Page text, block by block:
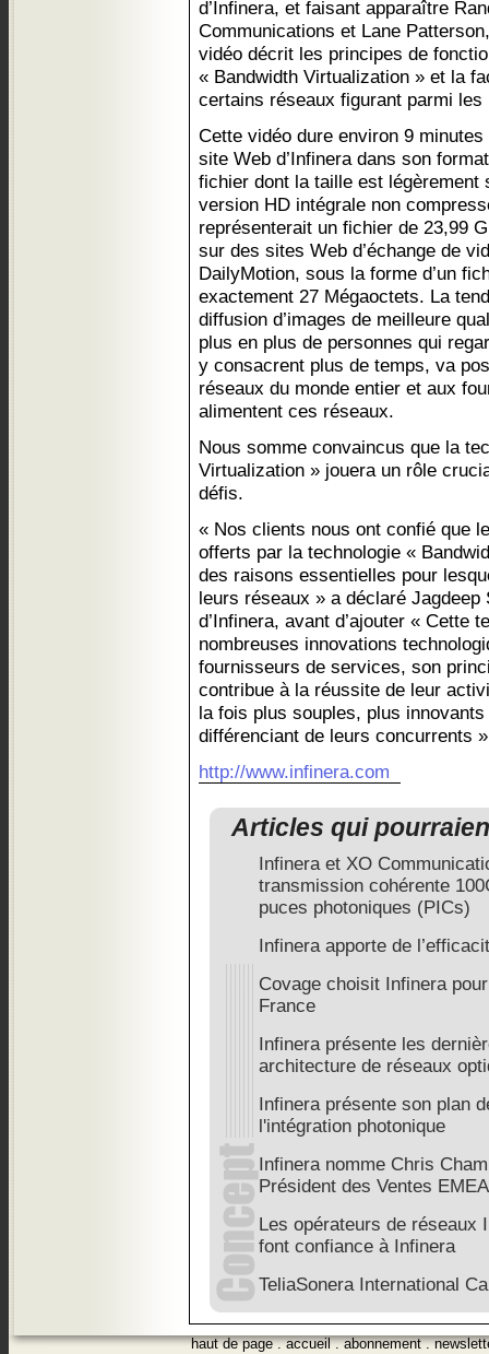
d’Infinera, et faisant apparaître
Communications et Lane
vidéo décrit les principes de
« Bandwidth Virtualization » et la
certains réseaux figurant parmi
Cette vidéo dure environ 9
site Web d’Infinera dans son
fichier dont la taille est légèrement
version HD intégrale non
représenterait un fichier de 23,99
sur des sites Web d’échange de
DailyMotion, sous la forme d’un
exactement 27 Mégaoctets. La
diffusion d’images de meilleure
plus en plus de personnes qui
y consacrent plus de temps, va
réseaux du monde entier et aux
alimentent ces réseaux.
Nous somme convaincus que la
Virtualization » jouera un rôle
défis.
« Nos clients nous ont confié que
offerts par la technologie «
des raisons essentielles pour
leurs réseaux » a déclaré
d’Infinera, avant d’ajouter « Cette
nombreuses innovations
fournisseurs de services, son
contribue à la réussite de leur
la fois plus souples, plus
différenciant de leurs concurrents
http://www.infinera.com
Articles qui
Infinera et XO
transmission cohérente
puces photoniques (PICs)
Infinera apporte de
Covage choisit Infinera
France
Infinera présente les
architecture de réseaux
Infinera présente son plan
l'intégration photonique
Infinera nomme Chris
Président des Ventes EMEA
Les opérateurs de réseaux
font confiance à Infinera
TeliaSonera International
haut de page.accueil.abonnement.